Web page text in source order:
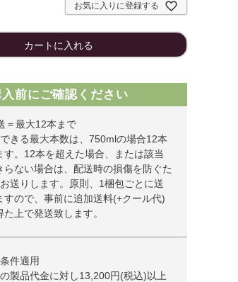
お気に入りに登録する
カートに入れる
入前にご確認ください
＝最大12本まで
きる最大本数は、750mlの場合12本
す。12本を超えた場合、または該当
らない場合は、配送時の損傷を防ぐた
送りします。原則、1梱包ごとに送
すので、事前に追加送料(+クール代)
上で発送致します。
件適用
製品代金に対し13,200円(税込)以上